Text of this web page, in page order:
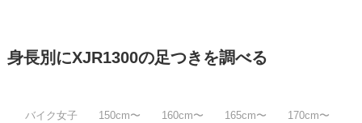
身長別にXJR1300の足つきを調べる
バイク女子 150cm〜 160cm〜 165cm〜 170cm〜